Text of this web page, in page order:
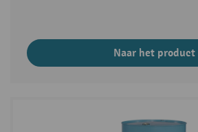
Naar het product